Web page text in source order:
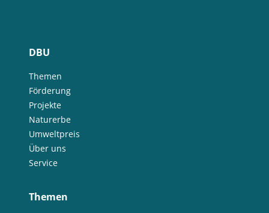
DBU
Themen
Förderung
Projekte
Naturerbe
Umweltpreis
Über uns
Service
Themen